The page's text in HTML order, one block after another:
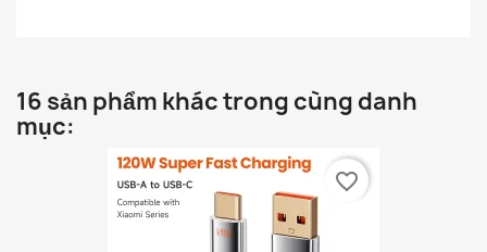
16 sản phẩm khác trong cùng danh
mục:
favorite_border